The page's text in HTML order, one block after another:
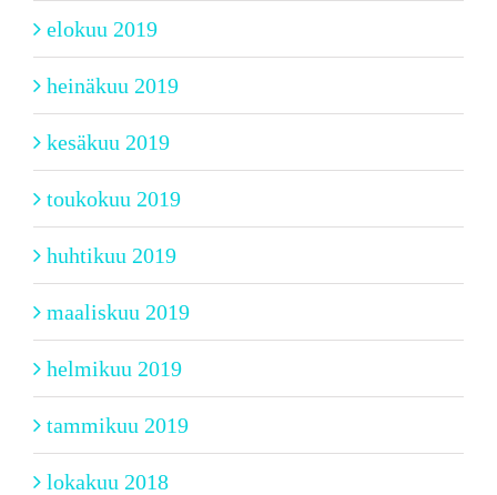
elokuu 2019
heinäkuu 2019
kesäkuu 2019
toukokuu 2019
huhtikuu 2019
maaliskuu 2019
helmikuu 2019
tammikuu 2019
lokakuu 2018